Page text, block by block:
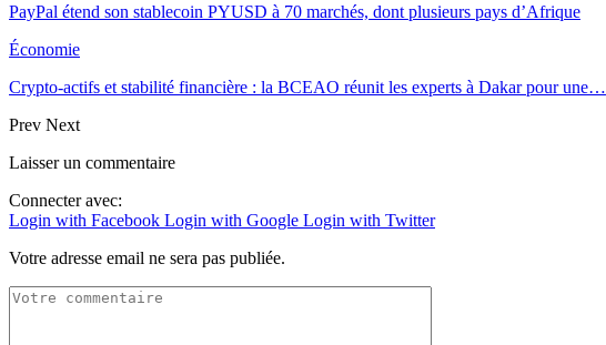
PayPal étend son stablecoin PYUSD à 70 marchés, dont plusieurs pays d’Afrique
Économie
Crypto-actifs et stabilité financière : la BCEAO réunit les experts à Dakar pour une…
Prev Next
Laisser un commentaire
Connecter avec:
Login with Facebook Login with Google Login with Twitter
Votre adresse email ne sera pas publiée.